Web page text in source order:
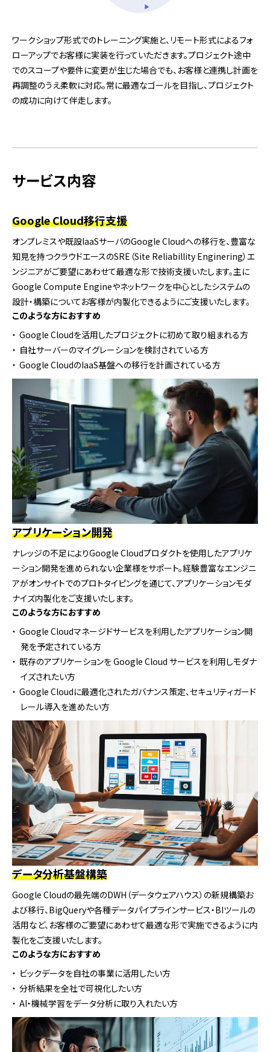
ワークショップ形式でのトレーニング実施と、リモート形式によるフォ
ローアップでお客様に実装を行っていただきます。プロジェクト途中
でのスコープや要件に変更が生じた場合でも、お客様と連携し計画を
再調整のうえ柔軟に対応。常に最適なゴールを目指し、プロジェクト
の成功に向けて伴走します。
サービス内容
Google Cloud移行支援
オンプレミスや既設IaaSサーバのGoogle Cloudへの移行を、豊富な
知見を持つクラウドエースのSRE（Site Reliabillity Enginering）エ
ンジニアがご要望にあわせて最適な形で技術支援いたします。主に
Google Compute Engineやネットワークを中心としたシステムの
設計・構築についてお客様が内製化できるようにご支援いたします。
このような方におすすめ
Google Cloudを活用したプロジェクトに初めて取り組まれる方
自社サーバーのマイグレーションを検討されている方
Google CloudのIaaS基盤への移行を計画されている方
アプリケーション開発
ナレッジの不足によりGoogle Cloudプロダクトを使用したアプリケ
ーション開発を進められない企業様をサポート。経験豊富なエンジニ
アがオンサイトでのプロトタイピングを通じて、アプリケーションモダ
ナイズ内製化をご支援いたします。
このような方におすすめ
Google Cloudマネージドサービスを利用したアプリケーション開
発を予定されている方
既存のアプリケーションを Google Cloud サービスを利用しモダナ
イズされたい方
Google Cloudに最適化されたガバナンス策定、セキュリティガード
レール導入を進めたい方
データ分析基盤構築
Google Cloudの最先端のDWH（データウェアハウス）の新規構築お
よび移行、BigQueryや各種データパイプラインサービス・BIツールの
活用など、お客様のご要望にあわせて最適な形で実施できるように内
製化をご支援いたします。
このような方におすすめ
ビックデータを自社の事業に活用したい方
分析結果を全社で可視化したい方
AI・機械学習をデータ分析に取り入れたい方